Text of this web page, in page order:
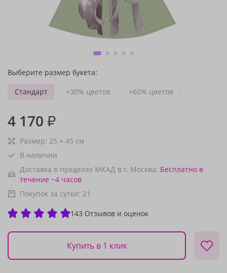
Выберите размер букета:
Стандарт
+30% цветов +60% цветов
4 170 ₽
Размер: 25 × 45 см
В наличии
Доставка в пределах МКАД в г. Москва: Бесплатно в
течение ~4 часов
Покупок за сутки: 21
143 Отзывов и оценок
Купить в 1 клик